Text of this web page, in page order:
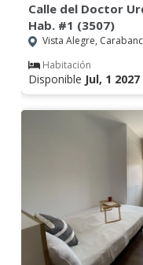
Calle del Doctor
Hab. #1 (3507)
Vista Alegre,
Habitación
Disponible Jul, 1 2027